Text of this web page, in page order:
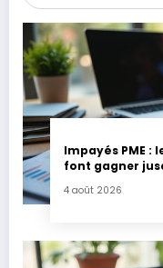
Impayés PME
font gagner
4 août 2026